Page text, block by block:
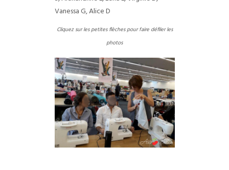
Vanessa G, Alice D
Cliquez sur les petites flèches pour faire défiler les
photos